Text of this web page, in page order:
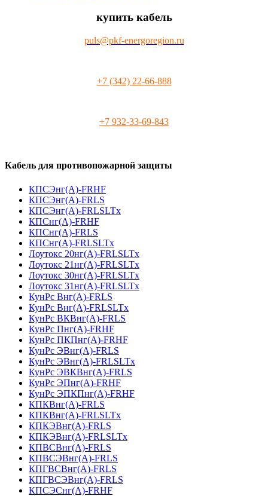
купить кабель
puls@pkf-energoregion.ru
+7 (342) 22-66-888
+7 932-33-69-843
Кабель для противопожарной защиты
КПСЭнг(А)-FRHF
КПСЭнг(А)-FRLS
КПСЭнг(А)-FRLSLTx
КПСнг(А)-FRHF
КПСнг(А)-FRLS
КПСнг(А)-FRLSLTx
Лоутокс 20нг(А)-FRLSLTx
Лоутокс 21нг(А)-FRLSLTx
Лоутокс 30нг(А)-FRLSLTx
Лоутокс 31нг(А)-FRLSLTx
КунРс Внг(А)-FRLS
КунРс Внг(А)-FRLSLTx
КунРс ВКВнг(А)-FRLS
КунРс Пнг(А)-FRHF
КунРс ПКПнг(А)-FRHF
КунРс ЭВнг(А)-FRLS
КунРс ЭВнг(А)-FRLSLTx
КунРс ЭВКВнг(А)-FRLS
КунРс ЭПнг(А)-FRHF
КунРс ЭПКПнг(А)-FRHF
КПКВнг(А)-FRLS
КПКВнг(А)-FRLSLTx
КПКЭВнг(А)-FRLS
КПКЭВнг(А)-FRLSLTx
КПВСВнг(А)-FRLS
КПВСЭВнг(А)-FRLS
КПГВСВнг(А)-FRLS
КПГВСЭВнг(А)-FRLS
КПСЭСнг(А)-FRHF